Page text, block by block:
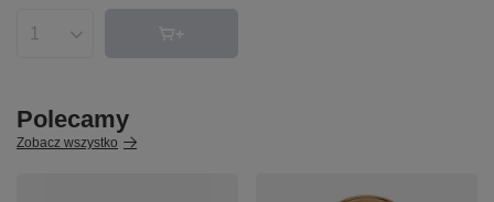
Ilość produktów
Polecamy
Zobacz wszystko